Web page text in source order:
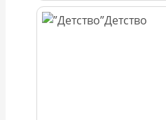
Детство